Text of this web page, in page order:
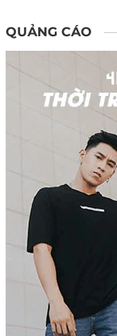
QUẢNG CÁO